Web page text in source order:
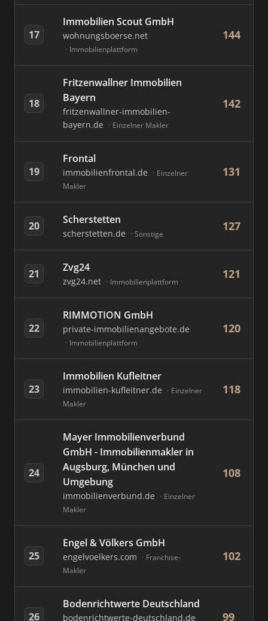
17
Immobilien Scout GmbH
wohnungsboerse.net
Immobilienplattform
144
18
Fritzenwallner Immobilien
Bayern
fritzenwallner-immobilien-
bayern.de
Einzelner Makler
142
19
Frontal
immobilienfrontal.de
Einzelner
Makler
131
20 Scherstetten
scherstetten.de Sonstige
127
21 Zvg24
zvg24.net Immobilienplattform
121
22
RIMMOTION GmbH
private-immobilienangebote.de
Immobilienplattform
120
23
Immobilien Kufleitner
immobilien-kufleitner.de
Einzelner
Makler
118
24
Mayer Immobilienverbund
GmbH - Immobilienmakler in
Augsburg, München und
Umgebung
immobilienverbund.de
Einzelner
Makler
108
25
Engel & Völkers GmbH
engelvoelkers.com
Franchise-
Makler
102
26
Bodenrichtwerte Deutschland
bodenrichtwerte-deutschland.de 99